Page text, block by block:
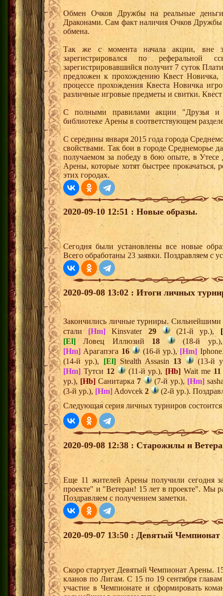
Обмен Очков Дружбы на реальные деньги
Драконами. Сам факт наличия Очков Дружбы
обмена.
Так же с момента начала акции, вне
зарегистрировался по
зарегистрировавшийся получит 7 суток
предложен к прохождению Квест
процессе прохождения Квеста Новичка
различные игровые предметы и свитки.
С полными правилами акции "Друзья и
библиотеке Арены в соответствующем
С середины января 2015 года города
свойствами. Так бои в городе Среднеморье
получаемом за победу в бою опыте, в
Арены, которые хотят быстрее прокачаться,
этих городах.
2020-09-10 12:51 : Новые образы.
Сегодня были установлены все новые
Всего обработаны 23 заявки. Поздравляем с
2020-09-08 13:02 : Итоги личных
Закончились личные турниры. Сильнейшими
стали [Hm] Kinsvater 29 (21-й ур.),
[El] Ловец Иллюзий 18
(18-й
[Hm] Арагапэга 16 (16-й ур.), [Hm]
(14-й ур.), [El]Stealth Assasin 13
(13-й
[Hm] Тутси 12 (11-й ур.), [Hb] Wait me 11
ур.), [Hb] Санитарка 7 (7-й ур.), [Hm]
(3-й ур.), [Hm]Adovcek 2
(2-й ур.).
Следующая серия личных турниров состоится
2020-09-08 12:38 : Старожилы и
Еще 11 жителей Арены получили сегодня
проекте" и "Ветеран! 15 лет в проекте". Мы
Поздравляем с получением заметки.
2020-09-07 13:50 : Девятый
Скоро стартует Девятый Чемпионат Арены. 15
кланов по Лигам. С 15 по 19 сентября
участие в Чемпионате и сформировать